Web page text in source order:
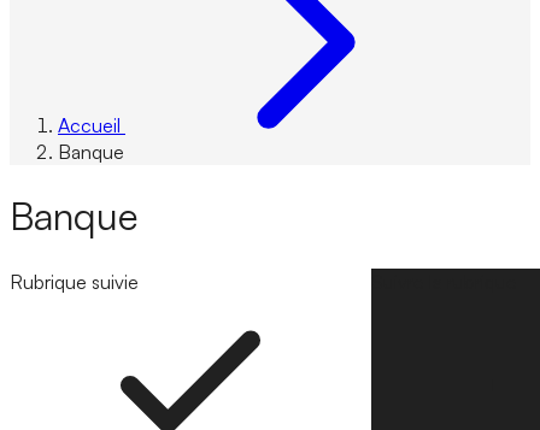
Accueil
Banque
Banque
Rubrique suivie